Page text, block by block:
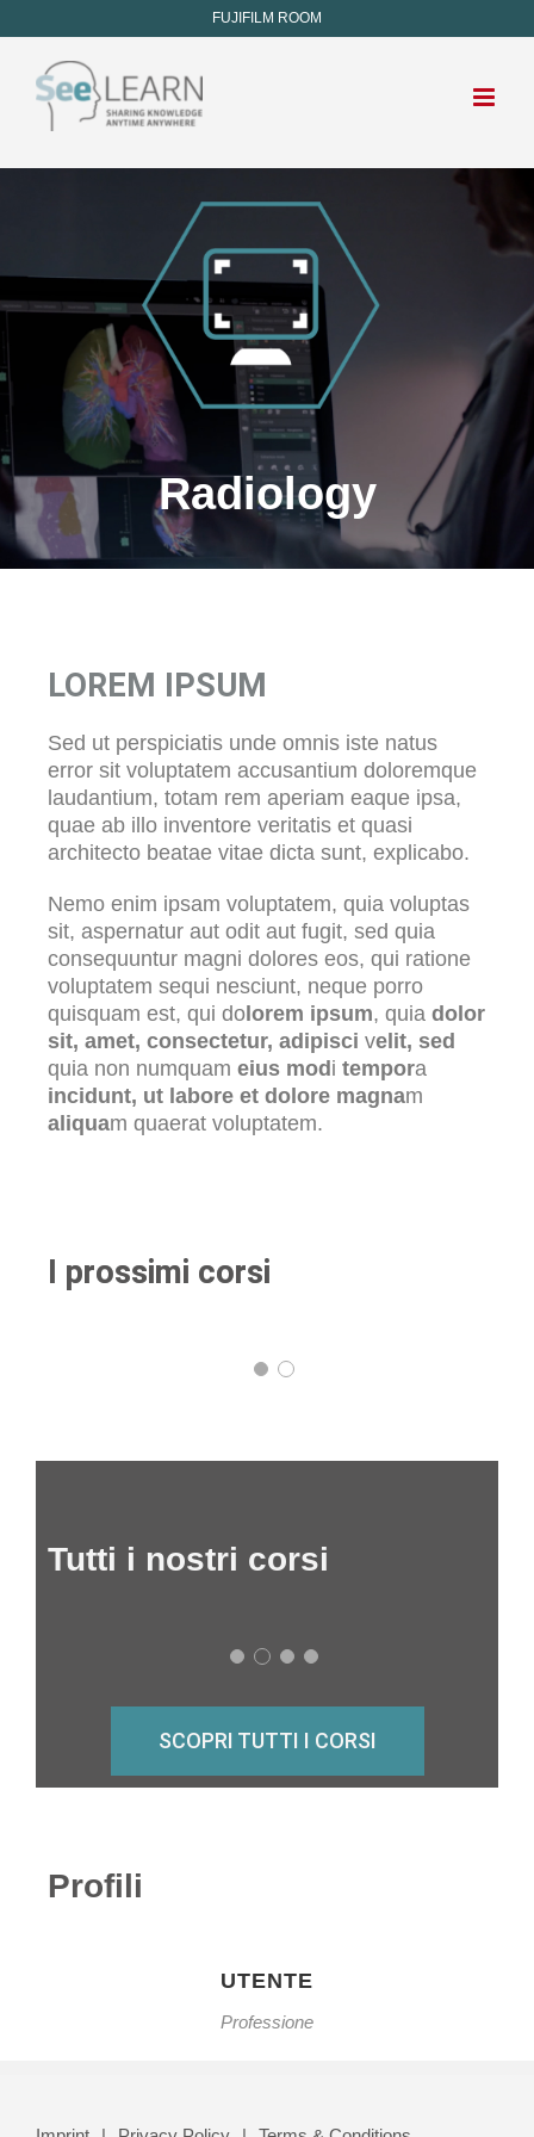
FUJIFILM ROOM
Radiology
LOREM IPSUM
Sed ut perspiciatis unde omnis iste natus
error sit voluptatem accusantium doloremque
laudantium, totam rem aperiam eaque ipsa,
quae ab illo inventore veritatis et quasi
architecto beatae vitae dicta sunt, explicabo.
Nemo enim ipsam voluptatem, quia voluptas
sit, aspernatur aut odit aut fugit, sed quia
consequuntur magni dolores eos, qui ratione
voluptatem sequi nesciunt, neque porro
quisquam est, qui do lorem ipsum, quia dolor
sit, amet, consectetur, adipisci velit, sed
quia non numquam eius mod i tempora
incidunt, ut labore et dolore magnam
aliquam quaerat voluptatem.
I prossimi corsi
Tutti i nostri corsi
SCOPRI TUTTI I CORSI
Profili
UTENTE
Professione